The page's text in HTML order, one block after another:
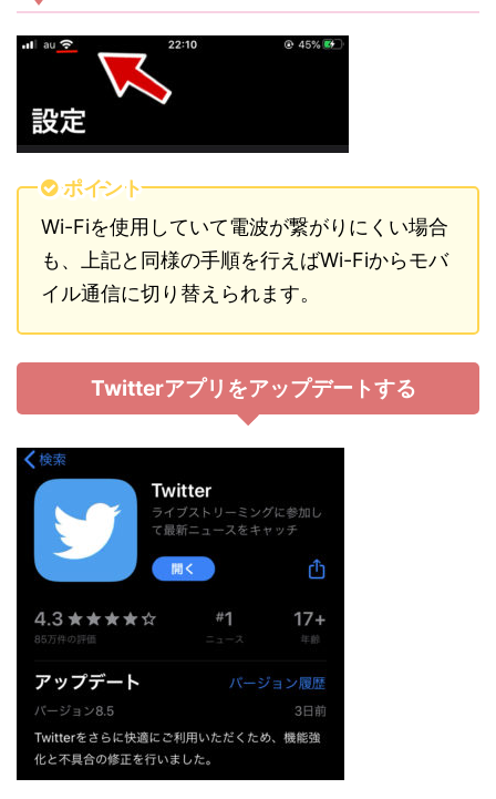
ポイント
Wi-Fiを使用していて電波が繋がりにくい場合
も、上記と同様の手順を行えばWi-Fiからモバ
イル通信に切り替えられます。
Twitterアプリをアップデートする